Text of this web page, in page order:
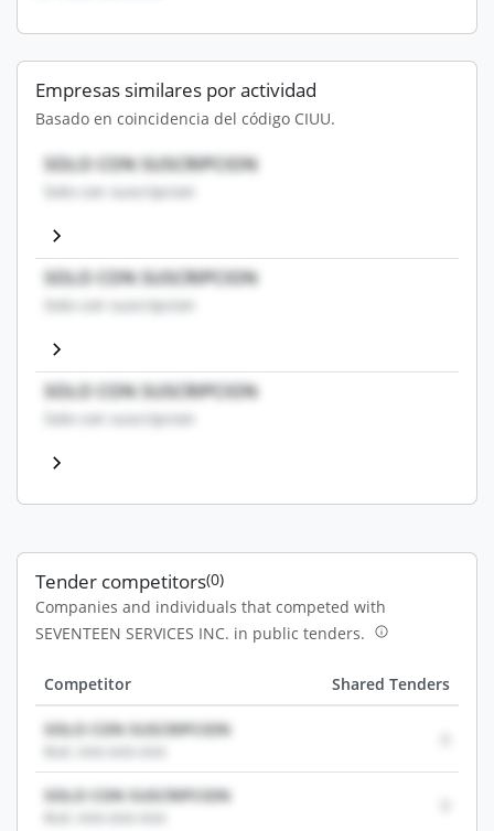
Empresas similares por actividad
Basado en coincidencia del código CIUU.
SOLO CON SUSCRIPCION
Solo con suscripcion
SOLO CON SUSCRIPCION
Solo con suscripcion
SOLO CON SUSCRIPCION
Solo con suscripcion
Tender competitors(0)
Companies and individuals that competed with
SEVENTEEN SERVICES INC. in public tenders.
Competitor Shared Tenders
SOLO CON SUSCRIPCION
SOLO CON SUSCRIPCION